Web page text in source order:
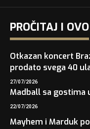
PROČITAJ I OVO
Otkazan koncert
prodato svega 40
27/07/2026
Madball sa gostima
22/07/2026
Mayhem i Marduk